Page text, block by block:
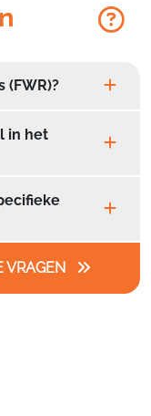
(FWR)?
in het
VRAGEN